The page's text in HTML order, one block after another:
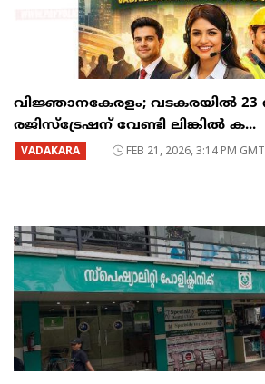
വിജ്ഞാനകേരളം; വടകരയിൽ
രജിസ്ട്രേഷന് വേണ്ടി ലിങ്കിൽ ക...
VADAKARA FEB 21, 2026, 3:14 PM